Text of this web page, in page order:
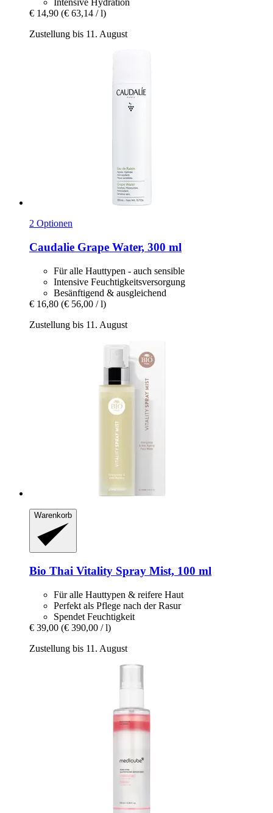
Intensive Hydration
€ 14,90 (€ 63,14 / l)
Zustellung bis 11. August
2 Optionen
Caudalie Grape Water, 300 ml
Für alle Hauttypen - auch sensible
Intensive Feuchtigkeitsversorgung
Besänftigend & ausgleichend
€ 16,80 (€ 56,00 / l)
Zustellung bis 11. August
Warenkorb
Bio Thai Vitality Spray Mist, 100 ml
Für alle Hauttypen & reifere Haut
Perfekt als Pflege nach der Rasur
Spendet Feuchtigkeit
€ 39,00 (€ 390,00 / l)
Zustellung bis 11. August